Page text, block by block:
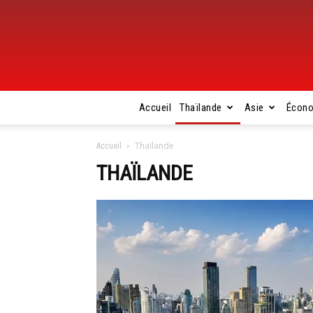
Accueil Thaïlande Asie
Accueil Thaïlande
THAÏLANDE